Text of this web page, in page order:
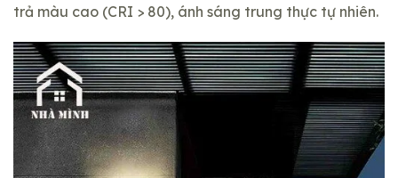
trả màu cao (CRI > 80), ánh sáng trung thực tự nhiên.